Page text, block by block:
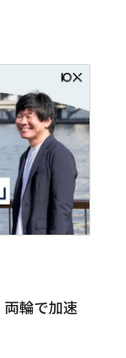
輪で加速